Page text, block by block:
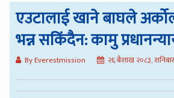
एउटालाई खाने बाघले
भन्न सकिंदैन: कामु
By Everestmission २६ बैशाख २०८३,